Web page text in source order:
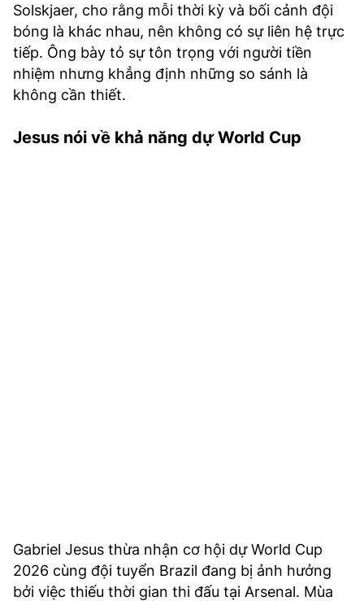
Solskjaer, cho rằng mỗi thời kỳ và bối cảnh đội
bóng là khác nhau, nên không có sự liên hệ trực
tiếp. Ông bày tỏ sự tôn trọng với người tiền
nhiệm nhưng khẳng định những so sánh là
không cần thiết.
Jesus nói về khả năng dự World Cup
Gabriel Jesus thừa nhận cơ hội dự World Cup
2026 cùng đội tuyển Brazil đang bị ảnh hưởng
bởi việc thiếu thời gian thi đấu tại Arsenal. Mùa